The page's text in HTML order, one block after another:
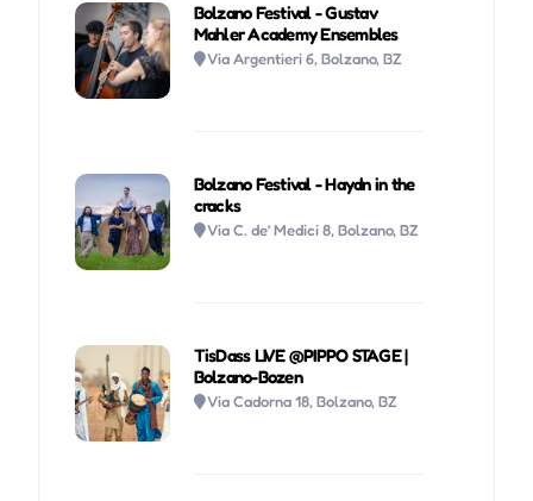
Bolzano Festival - Gustav
Mahler Academy Ensembles
Via Argentieri 6, Bolzano, BZ
Bolzano Festival - Haydn in the
cracks
Via C. de’ Medici 8, Bolzano, BZ
TisDass LIVE @PIPPO STAGE |
Bolzano-Bozen
Via Cadorna 18, Bolzano, BZ